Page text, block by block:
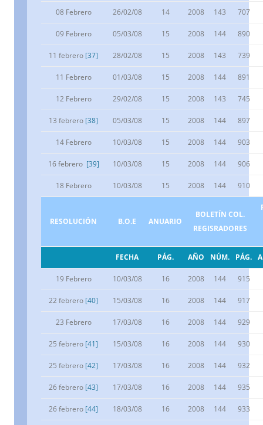
08 Febrero 26/02/08 14 2008 143 707
09 Febrero 05/03/08 15 2008 144 890
11 febrero [37] 28/02/08 15 2008 143 739
11 Febrero 01/03/08 15 2008 144 891
12 Febrero 29/02/08 15 2008 143 745
13 febrero [38] 05/03/08 15 2008 144 897
14 Febrero 10/03/08 15 2008 144 903
16 febrero [39] 10/03/08 15 2008 144 906
18 Febrero 10/03/08 15 2008 144 910
RESOLUCIÓN B.O.E ANUARIO
BOLETÍN COL.
REGISRADORES
FECHA PÁG. AÑO NÚM. PÁG.
19 Febrero 10/03/08 16 2008 144 915
22 febrero [40] 15/03/08 16 2008 144 917
23 Febrero 17/03/08 16 2008 144 929
25 febrero [41] 15/03/08 16 2008 144 930
25 febrero [42] 17/03/08 16 2008 144 932
26 febrero [43] 17/03/08 16 2008 144 935
26 febrero [44] 18/03/08 16 2008 144 933